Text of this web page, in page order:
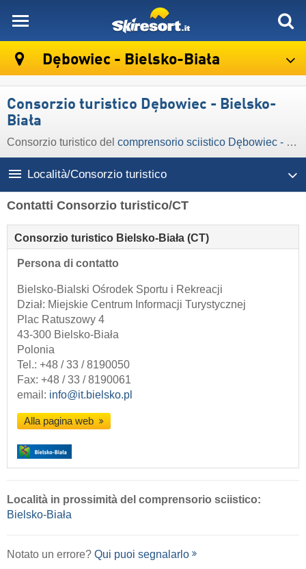
Dębowiec - Bielsko-Biała
Consorzio turistico Dębowiec - Bielsko-
Biała
Consorzio turistico del comprensorio sciistico Dębowiec - Bielsko-Biała
Località/Consorzio turistico
Contatti Consorzio turistico/CT
Consorzio turistico Bielsko-Biała (CT)
Persona di contatto
Bielsko-Bialski Ośrodek Sportu i Rekreacji
Dział: Miejskie Centrum Informacji Turystycznej
Plac Ratuszowy 4
43-300 Bielsko-Biała
Polonia
Tel.: +48 / 33 / 8190050
Fax: +48 / 33 / 8190061
email: info@it.bielsko.pl
Alla pagina web
Località in prossimità del comprensorio sciistico:
Bielsko-Biała
Notato un errore? Qui puoi segnalarlo